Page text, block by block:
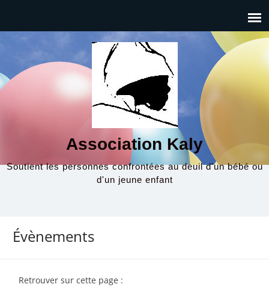
Association Kaly
Soutient les personnes confrontées au deuil d'un bébé ou
d'un jeune enfant
Évènements
Retrouver sur cette page :
00:00